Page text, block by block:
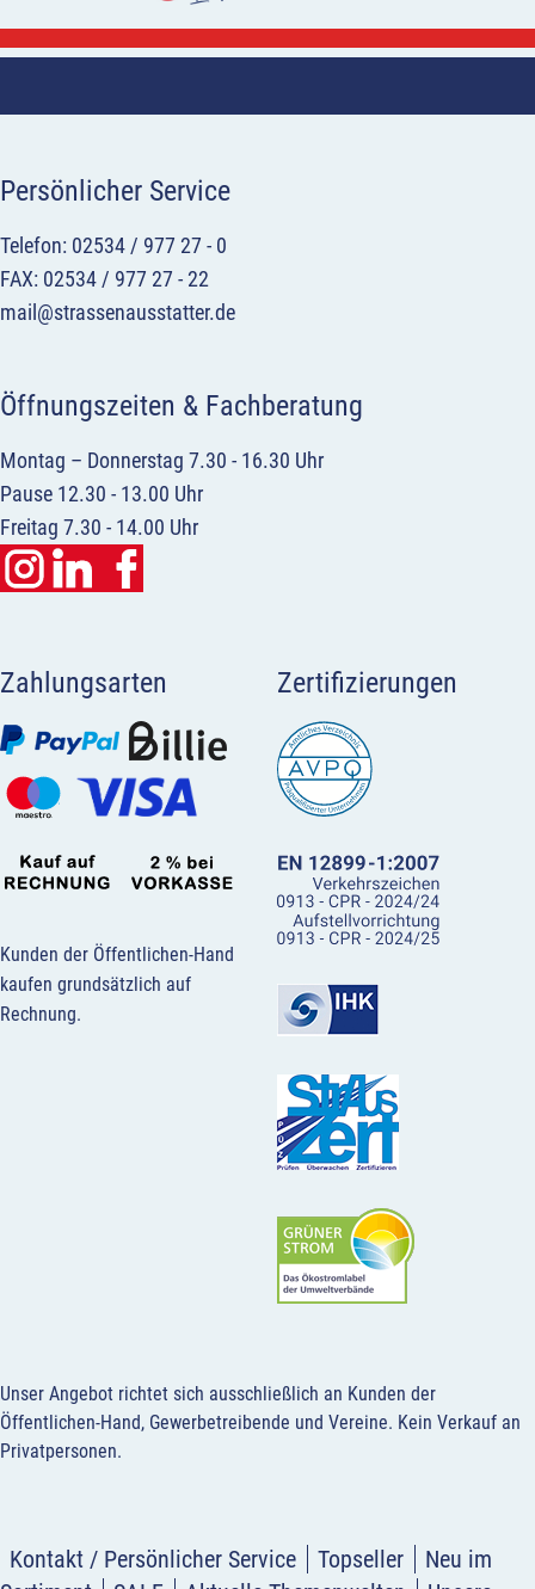
Persönlicher Service
Telefon: 02534 / 977 27 - 0
FAX: 02534 / 977 27 - 22
mail@strassenausstatter.de
Öffnungszeiten & Fachberatung
Montag – Donnerstag 7.30 - 16.30 Uhr
Pause 12.30 - 13.00 Uhr
Freitag 7.30 - 14.00 Uhr
Zahlungsarten
Kunden der Öffentlichen-Hand
kaufen grundsätzlich auf
Rechnung.
Zertifizierungen
Unser Angebot richtet sich ausschließlich an Kunden der
Öffentlichen-Hand, Gewerbetreibende und Vereine. Kein Verkauf an
Privatpersonen.
Kontakt / Persönlicher Service Topseller
Neu im